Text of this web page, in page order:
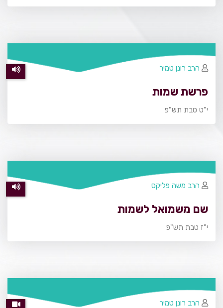
פרשת שמות
י"ט טבת תש"פ
הרב רונן טמיר
שם משמואל לשמות
י"ז טבת תש"פ
הרב משה פליקס
הרב רונן טמיר